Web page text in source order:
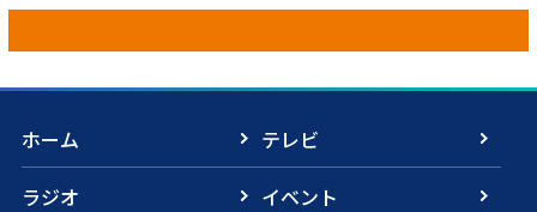
ホーム
テレビ
ラジオ
イベント